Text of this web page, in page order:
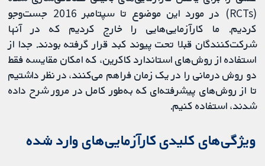
(RCTs) در مورد این موضوع تا سپتامبر 2016 جست‌وجو
کردیم. ما کارآزمایی‌هایی را خارج کردیم که در آنها
شرکت‌کنندگان قبلا تحت پیوند کبد قرار گرفته بودند. جدا از
استفاده از روش‌های استاندارد کاکرین، که امکان مقایسه فقط
دو روش درمانی را در یک زمان فراهم می‌کنند، در نظر داشتیم
تا از روش‌های پیشرفته‌ای که به‌طور کامل در مرور شرح داده
شدند، استفاده کنیم.
ویژگی‌های کلیدی کارآزمایی‌های وارد شده